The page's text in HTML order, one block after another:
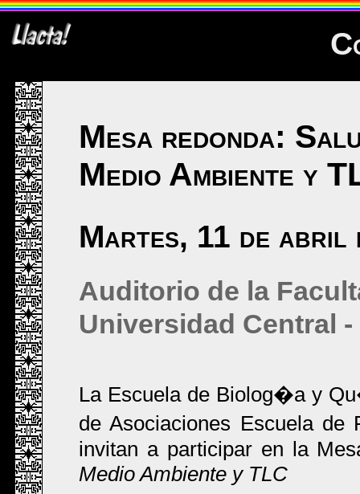
Mesa redonda:
Medio Ambiente y
Martes, 11 de abril
Auditorio de la
Universidad Central
La Escuela de Biolog�a y
de Asociaciones Escuela
invitan a participar en la
Medio Ambiente y TLC